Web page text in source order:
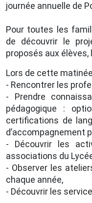
journée annuelle de
Pour toutes les
de découvrir le
proposés aux
Lors de cette
- Rencontrer les
- Prendre
pédagogique :
certifications de
d’accompagnement
- Découvrir les
associations du
- Observer les
chaque année,
- Découvrir les